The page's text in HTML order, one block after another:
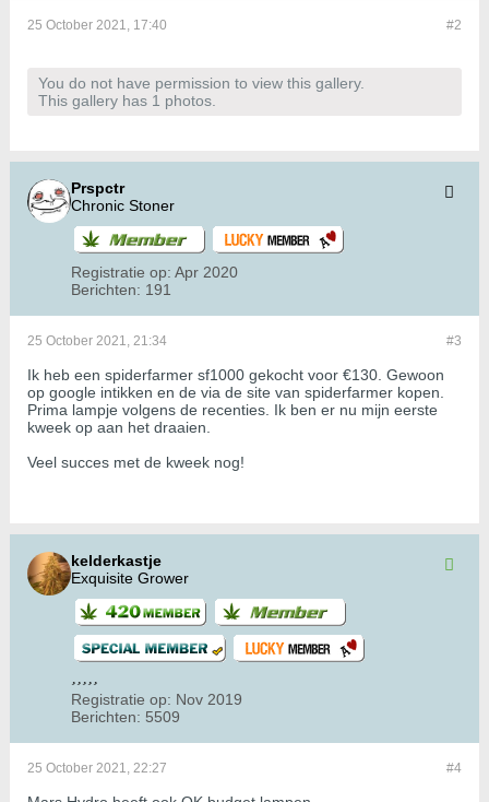
#2
25 October 2021, 17:40
You do not have permission to view this gallery.
This gallery has 1 photos.
Prspctr
Chronic Stoner
Registratie op: Apr 2020
Berichten: 191
#3
25 October 2021, 21:34
Ik heb een spiderfarmer sf1000 gekocht voor €130. Gewoon
op google intikken en de via de site van spiderfarmer kopen.
Prima lampje volgens de recenties. Ik ben er nu mijn eerste
kweek op aan het draaien.
Veel succes met de kweek nog!
kelderkastje
Exquisite Grower
Registratie op: Nov 2019
Berichten: 5509
#4
25 October 2021, 22:27